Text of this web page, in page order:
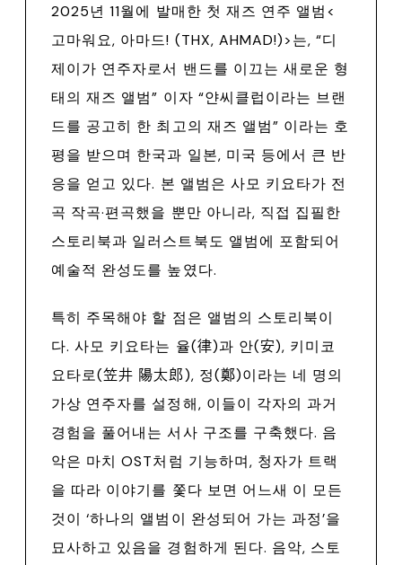
2025년 11월에 발매한 첫 재즈 연주 앨범<
고마워요, 아마드! (THX, AHMAD!)>는, “디
제이가 연주자로서 밴드를 이끄는 새로운 형
태의 재즈 앨범” 이자 “얀씨클럽이라는 브랜
드를 공고히 한 최고의 재즈 앨범” 이라는 호
평을 받으며 한국과 일본, 미국 등에서 큰 반
응을 얻고 있다. 본 앨범은 사모 키요타가 전
곡 작곡·편곡했을 뿐만 아니라, 직접 집필한
스토리북과 일러스트북도 앨범에 포함되어
예술적 완성도를 높였다.
특히 주목해야 할 점은 앨범의 스토리북이
다. 사모 키요타는 율(律)과 안(安), 키미코
요타로(笠井 陽太郎), 정(鄭)이라는 네 명의
가상 연주자를 설정해, 이들이 각자의 과거
경험을 풀어내는 서사 구조를 구축했다. 음
악은 마치 OST처럼 기능하며, 청자가 트랙
을 따라 이야기를 쫓다 보면 어느새 이 모든
것이 ‘하나의 앨범이 완성되어 가는 과정’을
묘사하고 있음을 경험하게 된다. 음악, 스토